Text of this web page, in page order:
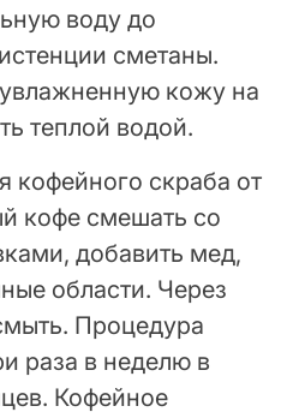
воду до
сметаны.
кожу на
теплой водой.
кофейного скраба от
кофе смешать со
добавить мед,
области. Через
Процедура
раза в неделю в
Кофейное